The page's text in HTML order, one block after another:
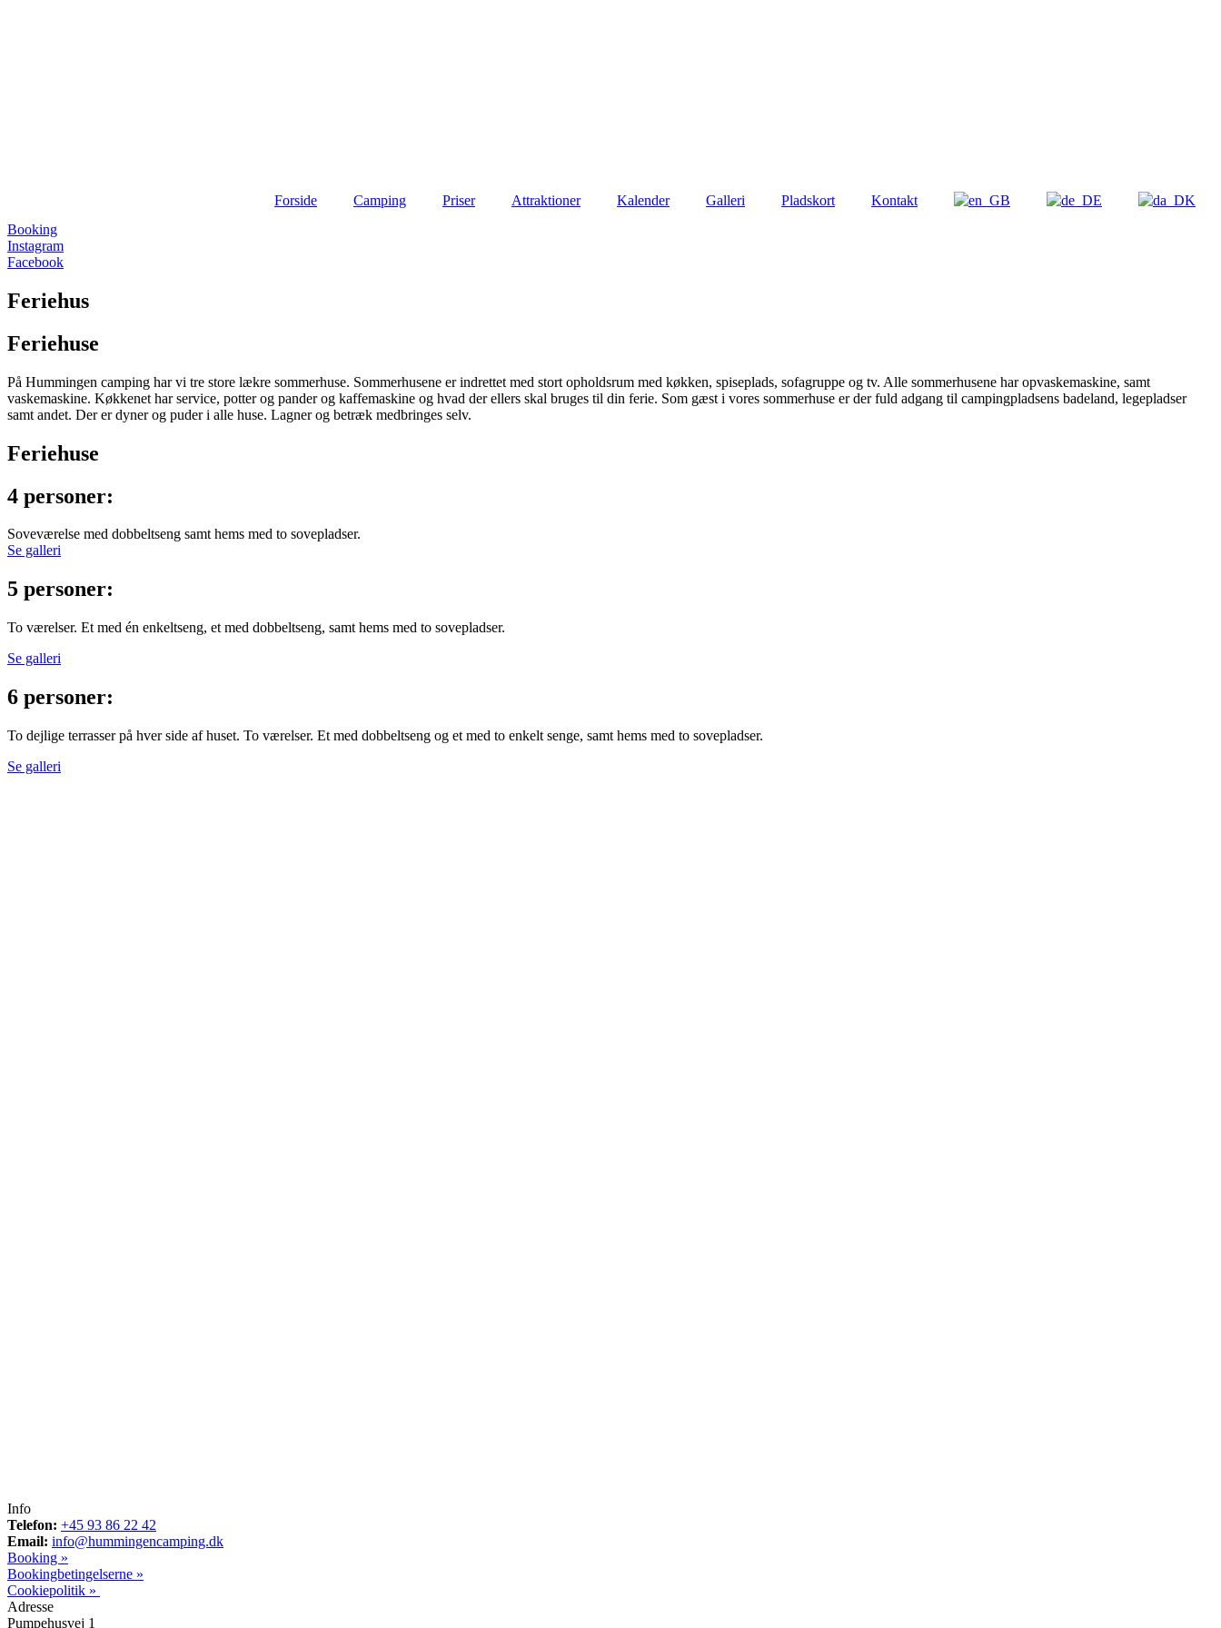
Forside Camping Priser Attraktioner Kalender Galleri Pladskort
Kontakt
Booking
Instagram
Facebook
Feriehus
Feriehuse
På Hummingen camping har vi tre store lækre sommerhuse. Sommerhusene er indrettet med stort opholdsrum med køkken, spiseplads, sofagruppe og tv. Alle sommerhusene har opvaskemaskine, samt
vaskemaskine. Køkkenet har service, potter og pander og kaffemaskine og hvad der ellers skal bruges til din ferie. Som gæst i vores sommerhuse er der fuld adgang til campingpladsens badeland, legepladser
samt andet. Der er dyner og puder i alle huse. Lagner og betræk medbringes selv.
Feriehuse
4 personer:
Soveværelse med dobbeltseng samt hems med to sovepladser.
Se galleri
5 personer:
To værelser. Et med én enkeltseng, et med dobbeltseng, samt hems med to sovepladser.
Se galleri
6 personer:
To dejlige terrasser på hver side af huset. To værelser. Et med dobbeltseng og et med to enkelt senge, samt hems med to sovepladser.
Se galleri
Info
Telefon: +45 93 86 22 42
Email: info@hummingencamping.dk
Booking »
Bookingbetingelserne »
Cookiepolitik »
Adresse
Pumpehusvej 1